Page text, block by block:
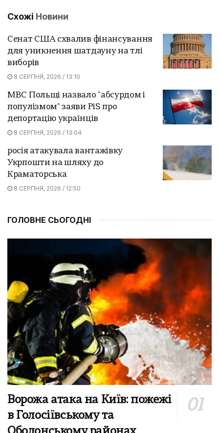
Схожі Новини
Сенат США схвалив фінансування
для уникнення шатдауну на тлі
виборів
8 СЕРПНЯ, 2026 / 13:10
МВС Польщі назвало "абсурдом і
популізмом" заяви PiS про
депортацію українців
8 СЕРПНЯ, 2026 / 13:04
росія атакувала вантажівку
Укрпошти на шляху до
Краматорська
8 СЕРПНЯ, 2026 / 12:50
ГОЛОВНЕ СЬОГОДНІ
Ворожа атака на Київ: пожежі
в Голосіївському та